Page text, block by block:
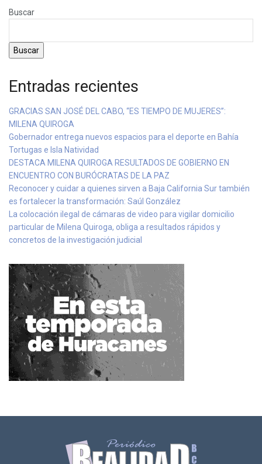
Buscar
Buscar
Entradas recientes
GRACIAS SAN JOSÉ DEL CABO, “ES TIEMPO DE MUJERES”:
MILENA QUIROGA
Gobernador entrega nuevos espacios para el deporte en Bahía
Tortugas e Isla Natividad
DESTACA MILENA QUIROGA RESULTADOS DE GOBIERNO EN
ENCUENTRO CON BURÓCRATAS DE LA PAZ
Reconocer y cuidar a quienes sirven a Baja California Sur también
es fortalecer la transformación: Saúl González
La colocación ilegal de cámaras de video para vigilar domicilio
particular de Milena Quiroga, obliga a resultados rápidos y
concretos de la investigación judicial